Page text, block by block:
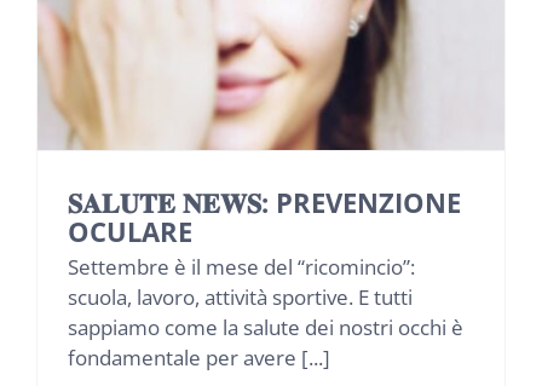
NEWS
INIZIATIVE
AREA RISERVATA BENEFICIARI
AREA RISERVATA AZIENDE
𝐒𝐀𝐋𝐔𝐓𝐄 𝐍𝐄𝐖𝐒: PREVENZIONE
OCULARE
Settembre è il mese del “ricomincio”:
scuola, lavoro, attività sportive. E tutti
sappiamo come la salute dei nostri occhi è
fondamentale per avere [...]